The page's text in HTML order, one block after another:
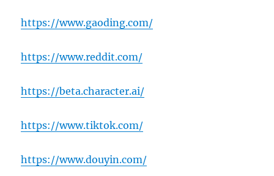
https://www.gaoding.com/
https://www.reddit.com/
https://beta.character.ai/
https://www.tiktok.com/
https://www.douyin.com/